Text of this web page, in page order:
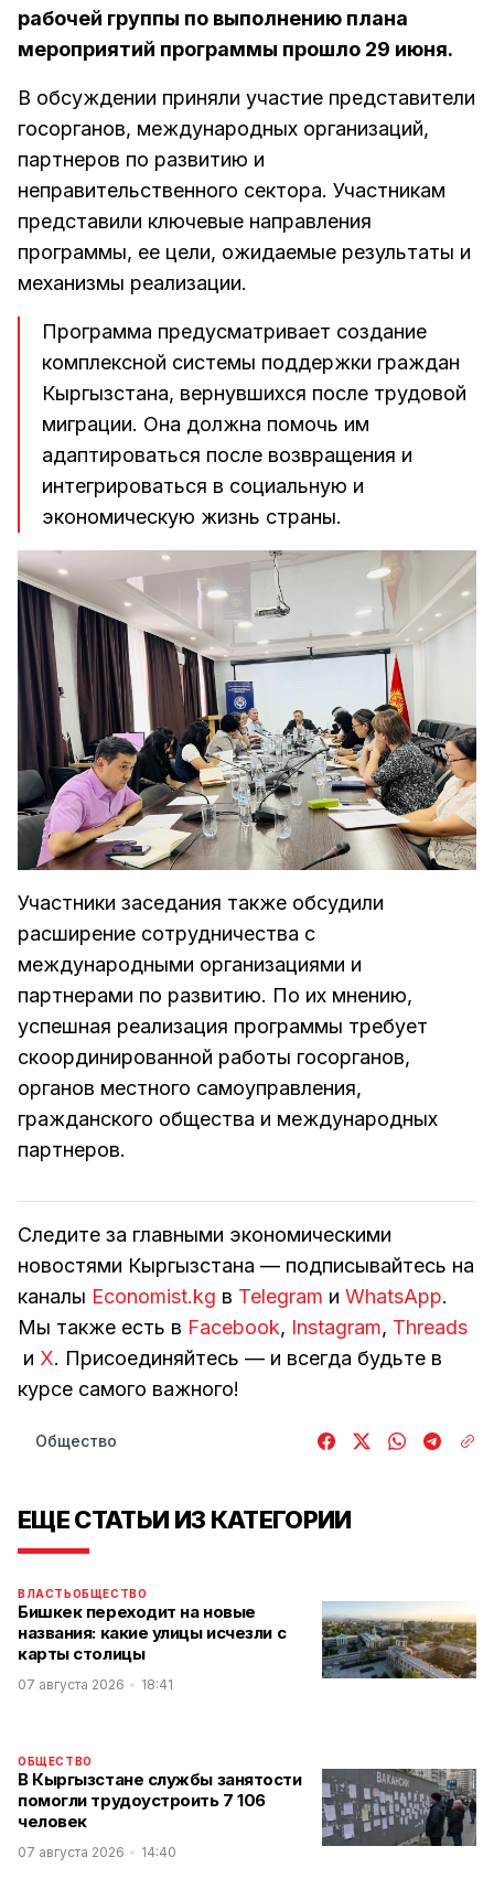
рабочей группы по выполнению плана
мероприятий программы прошло 29 июня.
В обсуждении приняли участие представители
госорганов, международных организаций,
партнеров по развитию и
неправительственного сектора. Участникам
представили ключевые направления
программы, ее цели, ожидаемые результаты и
механизмы реализации.
Программа предусматривает создание
комплексной системы поддержки граждан
Кыргызстана, вернувшихся после трудовой
миграции. Она должна помочь им
адаптироваться после возвращения и
интегрироваться в социальную и
экономическую жизнь страны.
Участники заседания также обсудили
расширение сотрудничества с
международными организациями и
партнерами по развитию. По их мнению,
успешная реализация программы требует
скоординированной работы госорганов,
органов местного самоуправления,
гражданского общества и международных
партнеров.
Следите за главными экономическими
новостями Кыргызстана — подписывайтесь на
каналы Economist.kg в Telegram и WhatsApp.
Мы также есть в Facebook, Instagram, Threads
и Х. Присоединяйтесь — и всегда будьте в
курсе самого важного!
Общество
ЕЩЕ СТАТЬИ ИЗ КАТЕГОРИИ
ВЛАСТЬОБЩЕСТВО
Бишкек переходит на новые
названия: какие улицы исчезли с
карты столицы
07 августа 2026 18:41
ОБЩЕСТВО
В Кыргызстане службы занятости
помогли трудоустроить 7 106
человек
07 августа 2026 14:40